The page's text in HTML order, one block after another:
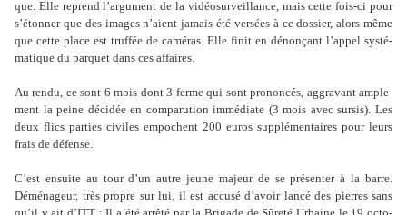
que. Elle reprend l’argu­ment de la vidéo­sur­veillance, mais cette fois-ci pour
s’étonner que des images n’aient jamais été ver­sées à ce dos­sier, alors même
que cette place est truf­fée de camé­ras. Elle finit en dénon­çant l’appel sys­té­
ma­ti­que du par­quet dans ces affai­res.
Au rendu, ce sont 6 mois dont 3 ferme qui sont pro­non­cés, aggra­vant ample­
ment la peine déci­dée en com­pa­ru­tion immé­diate (3 mois avec sursis). Les
deux flics par­ties civi­les empo­chent 200 euros sup­plé­men­tai­res pour leurs
frais de défense.
C’est ensuite au tour d’un autre jeune majeur de se pré­sen­ter à la barre.
Déménageur, très propre sur lui, il est accusé d’avoir lancé des pier­res sans